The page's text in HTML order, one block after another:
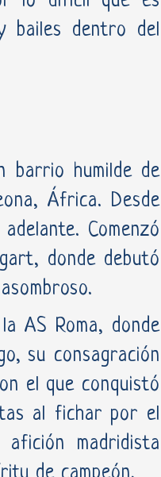
bailes dentro del
barrio humilde de
África. Desde
Comenzó
donde debutó
AS Roma, donde
su consagración
el que conquistó
al fichar por el
madridista